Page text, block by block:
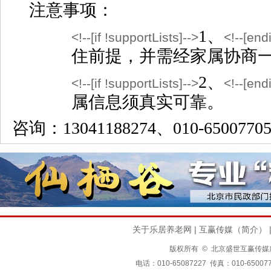
注意事项：
<!--[if !supportLists]-->1、 <!--
住前提，并需经家属协商
<!--[if !supportLists]-->2、 <!--
属信息须真实可靠。
咨询：13041188274、 010-65007705
关于乐居养老网 | 互赢传媒（简介）
版权所有 © 北京盛世互赢传
电话：010-65087227 传真：010-